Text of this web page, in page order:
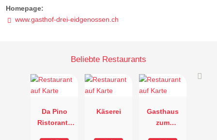
Homepage:
www.gasthof-drei-eidgenossen.ch
Beliebte Restaurants
Da Pino
Ristorante
Käserei
Gasthaus
zum